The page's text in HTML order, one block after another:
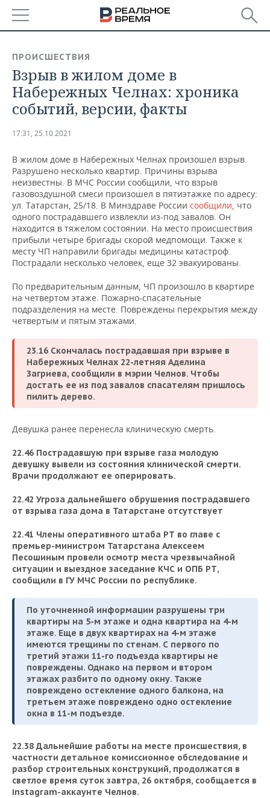
БАШКОРТОСТАН
ТАТАРСТАН
НОВОСТИ
АНАЛИТИКА
ДЕКЛАРАЦИИ О ДОХОДАХ
КОРОЛИ ГОСЗАКАЗА ПФО
ВУЗЫ ТАТАРСТАНА
КОМУ ПРИНАДЛЕЖАТ
ТОРГОВЫЕ ЦЕНТРЫ
ТАТАРСТАНА
НОВОСТИ ЭКОНОМИКИ
ФИНАНСЫ
БАНКИ
БЮДЖЕТ
ИНВЕСТИЦИИ
ПРОМЫШЛЕННОСТЬ
НОВОСТИ
ПРОМЫШЛЕННОСТИ
АГРОПРОМ
МАШИНОСТРОЕНИЕ
НЕФТЬ
ЭНЕРГЕТИКА
НЕДВИЖИМОСТЬ
НОВОСТИ НЕДВИЖИМОСТИ
АВТО
НОВОСТИ АВТО
БИЗНЕС
НОВОСТИ БИЗНЕСА
РОЗНИЧНАЯ ТОРГОВЛЯ
ТРАНСПОРТ
УСЛУГИ
ТЕХНОЛОГИИ
НОВОСТИ ТЕХНОЛОГИЙ
IT
МЕДИА
ТЕЛЕКОММУНИКАЦИИ
МЕРОПРИЯТИЯ
НОВОСТИ МЕРОПРИЯТИЙ
ВЫЕЗДНАЯ РЕДАКЦИЯ
БИЗНЕС-БРАНЧИ
ONLINE-КОНФЕРЕНЦИИ
ОТКРЫТАЯ ЛЕКЦИЯ
СПОРТ
НОВОСТИ СПОРТА
ФУТБОЛ
БАСКЕТБОЛ
ВОЛЕЙБОЛ
ФИГУРНОЕ КАТАНИЕ
ВОДНЫЕ ВИДЫ СПОРТА
ХОККЕЙ С МЯЧОМ
ОБЩЕСТВО
НОВОСТИ ОБЩЕСТВА
ИНФРАСТРУКТУРА
ИСТОРИЯ
МЕДИЦИНА
ОБРАЗОВАНИЕ
ПРОИСШЕСТВИЯ
ФОТОГАЛЕРЕЯ
СЮЖЕТЫ
СПРАВОЧНИК
СПИСОК ПЕРСОН
ПОЛНАЯ ВЕРСИЯ
ПРОИСШЕСТВИЯ
Взрыв в жилом доме в
Набережных Челнах: хроника
событий, версии, факты
17:31, 25.10.2021
В жилом доме в Набережных Челнах произошел взрыв.
Разрушено несколько квартир. Причины взрыва
неизвестны. В МЧС России сообщили, что взрыв
газовоздушной смеси произошел в пятиэтажке по адресу:
ул. Татарстан, 25/18. В Минздраве России сообщили, что
одного пострадавшего извлекли из-под завалов. Он
находится в тяжелом состоянии. На место происшествия
прибыли четыре бригады скорой медпомощи. Также к
месту ЧП направили бригады медицины катастроф.
Пострадали несколько человек, еще 32 эвакуированы.
По предварительным данным, ЧП произошло в квартире
на четвертом этаже. Пожарно-спасательные
подразделения на месте. Повреждены перекрытия между
четвертым и пятым этажами.
23.16 Скончалась пострадавшая при взрыве в
Набережных Челнах 22-летняя Аделина
Загриева, сообщили в мэрии Челнов. Чтобы
достать ее из под завалов спасателям пришлось
пилить дерево.
Девушка ранее перенесла клиническую смерть.
22.46 Пострадавшую при взрыве газа молодую
девушку вывели из состояния клинической смерти.
Врачи продолжают ее оперировать.
22.42 Угроза дальнейшего обрушения пострадавшего
от взрыва газа дома в Татарстане отсутствует
22.41 Члены оперативного штаба РТ во главе с
премьер-министром Татарстана Алексеем
Песошиным провели осмотр места чрезвычайной
ситуации и выездное заседание КЧС и ОПБ РТ,
сообщили в ГУ МЧС России по республике.
По уточненной информации разрушены три
квартиры на 5-м этаже и одна квартира на 4-м
этаже. Еще в двух квартирах на 4-м этаже
имеются трещины по стенам. С первого по
третий этажи 11-го подъезда квартиры не
повреждены. Однако на первом и втором
этажах разбито по одному окну. Также
повреждено остекление одного балкона, на
третьем этаже повреждено одно остекление
окна в 11-м подъезде.
22.38 Дальнейшие работы на месте происшествия, в
частности детальное комиссионное обследование и
разбор строительных конструкций, продолжатся в
светлое время суток завтра, 26 октября, сообщается в
instagram-аккаунте Челнов.